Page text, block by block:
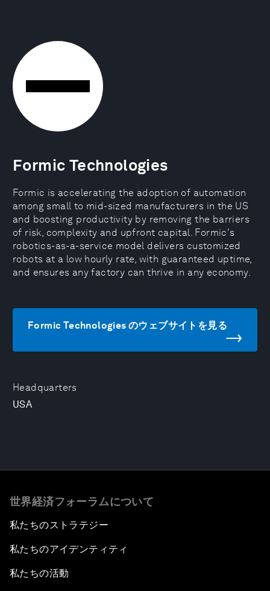
Headquarters
USA
Formic Technologies
Formic is accelerating the adoption of automation
among small to mid-sized manufacturers in the US
and boosting productivity by removing the barriers
of risk, complexity and upfront capital. Formic's
robotics-as-a-service model delivers customized
robots at a low hourly rate, with guaranteed uptime,
and ensures any factory can thrive in any economy.
Formic Technologies のウェブサイトを見る
世界経済フォーラムについて
私たちのストラテジー
私たちのアイデンティティ
私たちの活動